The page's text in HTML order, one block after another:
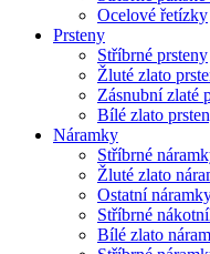
Ocelové řetízky
Prsteny
Stříbrné prsteny
Žluté zlato
Zásnubní zlaté
Bílé zlato
Náramky
Stříbrné
Žluté zlato
Ostatní
Stříbrné
Bílé zlato